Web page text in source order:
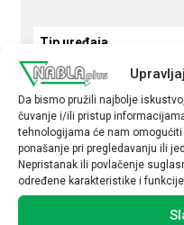
Da bismo pružili najbolje
čuvanje i/ili pristup
tehnologijama će nam
ponašanje pri pregledavanju ili
Nepristanak ili povlačenje
određene karakteristike i funkcije.
Tip uređaja
Tipkalo
Tip
obična